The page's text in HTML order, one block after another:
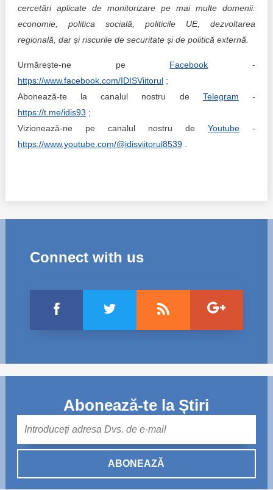
cercetări aplicate de monitorizare pe mai multe domenii:
economie, politica socială, politicile UE, dezvoltarea
regională, dar și riscurile de securitate și de politică externă.
Urmărește-ne pe Facebook -
https://www.facebook.com/IDISViitorul;
Abonează-te la canalul nostru de Telegram -
https://t.me/idis93 ;
Vizionează-ne pe canalul nostru deYoutube -
https://www.youtube.com/@idisviitorul8539.
Connect with us
Abonează-te la Știri
ABONEAZĂ